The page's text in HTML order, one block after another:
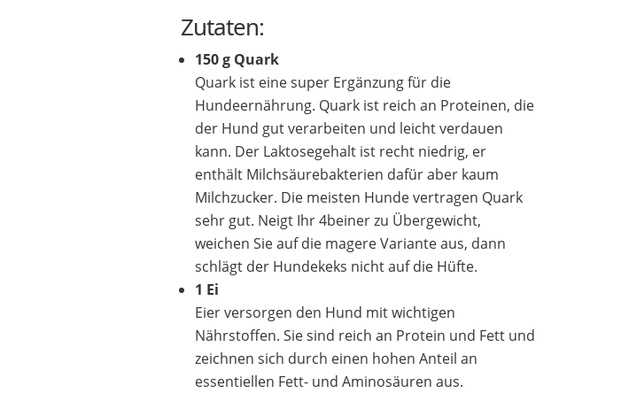
Zutaten:
150 g Quark
Quark ist eine super Ergänzung für die
Hundeernährung. Quark ist reich an Proteinen, die
der Hund gut verarbeiten und leicht verdauen
kann. Der Laktosegehalt ist recht niedrig, er
enthält Milchsäurebakterien dafür aber kaum
Milchzucker. Die meisten Hunde vertragen Quark
sehr gut. Neigt Ihr 4beiner zu Übergewicht,
weichen Sie auf die magere Variante aus, dann
schlägt der Hundekeks nicht auf die Hüfte.
1 Ei
Eier versorgen den Hund mit wichtigen
Nährstoffen. Sie sind reich an Protein und Fett und
zeichnen sich durch einen hohen Anteil an
essentiellen Fett- und Aminosäuren aus.